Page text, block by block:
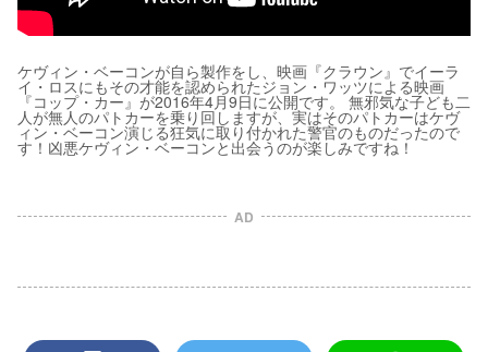
ケヴィン・ベーコンが自ら製作をし、映画『クラウン』でイーラ
イ・ロスにもその才能を認められたジョン・ワッツによる映画
『コップ・カー』が2016年4月9日に公開です。 無邪気な子ども二
人が無人のパトカーを乗り回しますが、実はそのパトカーはケヴ
ィン・ベーコン演じる狂気に取り付かれた警官のものだったので
す！凶悪ケヴィン・ベーコンと出会うのが楽しみですね！
AD